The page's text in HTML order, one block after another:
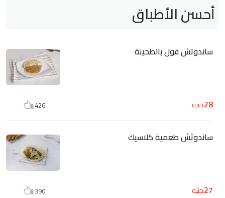
أحسن الأطباق
ساندوتش فول بالطحينة
28جنيه 426
ساندوتش طعمية كلاسيك
27جنيه 390